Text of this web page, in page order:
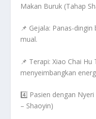
Makan Buruk (Tahap
📌 Gejala: Panas-dingin
mual.
📌 Terapi: Xiao Chai Hu
menyeimbangkan
4️⃣ Pasien dengan
– Shaoyin)